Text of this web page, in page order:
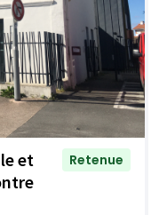
et
Retenue